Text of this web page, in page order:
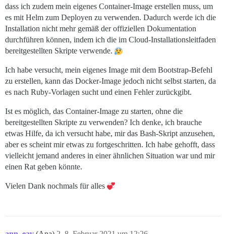
dass ich zudem mein eigenes Container-Image erstellen muss, um
es mit Helm zum Deployen zu verwenden. Dadurch werde ich die
Installation nicht mehr gemäß der offiziellen Dokumentation
durchführen können, indem ich die im Cloud-Installationsleitfaden
bereitgestellten Skripte verwende.
Ich habe versucht, mein eigenes Image mit dem Bootstrap-Befehl
zu erstellen, kann das Docker-Image jedoch nicht selbst starten, da
es nach Ruby-Vorlagen sucht und einen Fehler zurückgibt.
Ist es möglich, das Container-Image zu starten, ohne die
bereitgestellten Skripte zu verwenden? Ich denke, ich brauche
etwas Hilfe, da ich versucht habe, mir das Bash-Skript anzusehen,
aber es scheint mir etwas zu fortgeschritten. Ich habe gehofft, dass
vielleicht jemand anderes in einer ähnlichen Situation war und mir
einen Rat geben könnte.
Vielen Dank nochmals für alles